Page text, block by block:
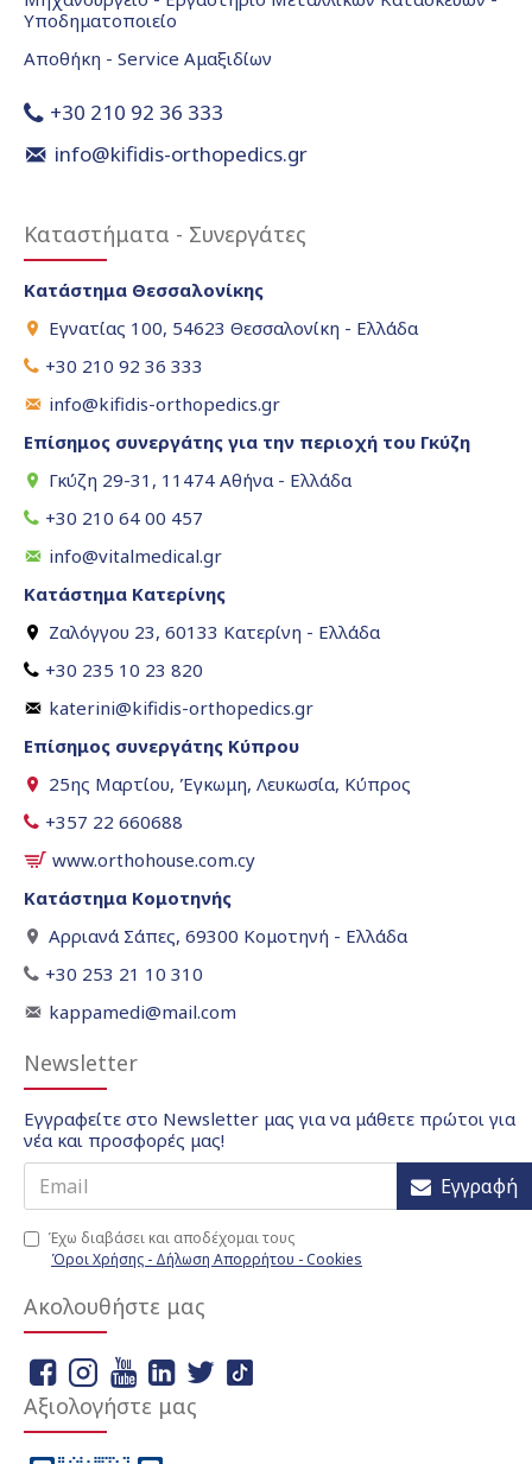
Υποδηματοποιείο
Αποθήκη - Service Αμαξιδίων
+30 210 92 36 333
info@kifidis-orthopedics.gr
Καταστήματα - Συνεργάτες
Κατάστημα Θεσσαλονίκης
Εγνατίας 100, 54623 Θεσσαλονίκη - Ελλάδα
+30 210 92 36 333
info@kifidis-orthopedics.gr
Επίσημος συνεργάτης για την περιοχή του Γκύζη
Γκύζη 29-31, 11474 Αθήνα - Ελλάδα
+30 210 64 00 457
info@vitalmedical.gr
Κατάστημα Κατερίνης
Ζαλόγγου 23, 60133 Κατερίνη - Ελλάδα
+30 235 10 23 820
katerini@kifidis-orthopedics.gr
Επίσημος συνεργάτης Κύπρου
25ης Μαρτίου, Έγκωμη, Λευκωσία, Κύπρος
+357 22 660688
www.orthohouse.com.cy
Κατάστημα Κομοτηνής
Αρριανά Σάπες, 69300 Κομοτηνή - Ελλάδα
+30 253 21 10 310
kappamedi@mail.com
Newsletter
Εγγραφείτε στο Newsletter μας για να μάθετε πρώτοι για
νέα και προσφορές μας!
Εγγραφή
Έχω διαβάσει και αποδέχομαι τους
Όροι Χρήσης - Δήλωση Απορρήτου - Cookies
Ακολουθήστε μας
Αξιολογήστε μας